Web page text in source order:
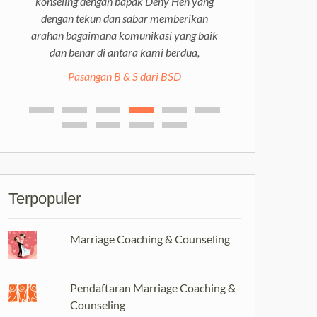
dengan tekun dan sabar memberikan
arahan bagaimana komunikasi yang baik
dan benar di antara kami berdua,
Pasangan B & S dari BSD
membekalkan kami skill komunikasi yang
tepat untuk dapat menjalani pernikahan ini
dengan baik ke depannya.
Pasangan anonim di Jakarta
Terpopuler
Marriage Coaching & Counseling
Counseling